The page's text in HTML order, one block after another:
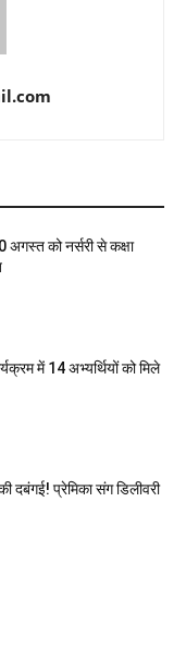
को नर्सरी से कक्षा
में 14 अभ्यर्थियों को मिले
दबंगई! प्रेमिका संग डिलीवरी